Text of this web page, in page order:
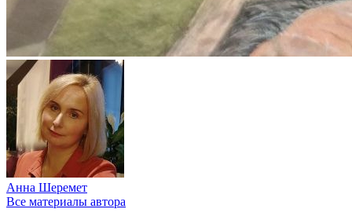
Анна Шеремет
Все материалы автора